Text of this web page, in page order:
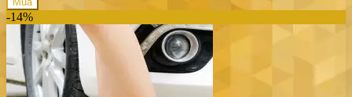
-14%